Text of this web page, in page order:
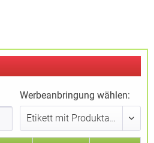
Werbeanbringung wählen: